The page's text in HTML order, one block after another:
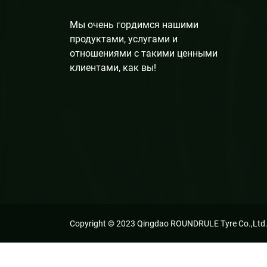
Мы очень гордимся нашими
продуктами, услугами и
отношениями с такими ценными
клиентами, как вы!
Copyright © 2023 Qingdao ROUNDRULE Tyre